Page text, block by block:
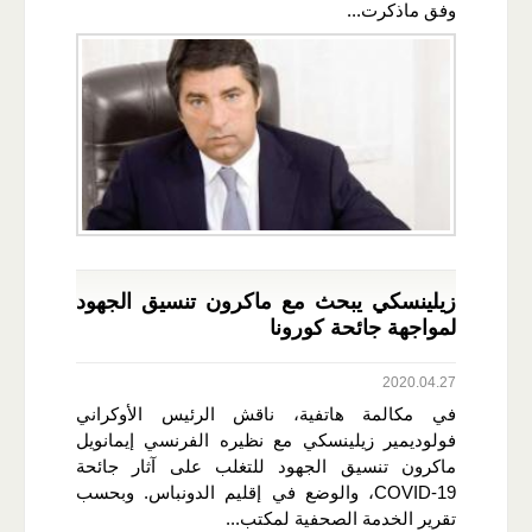
وفق ماذكرت...
زيلينسكي يبحث مع ماكرون تنسيق الجهود
لمواجهة جائحة كورونا
2020.04.27
في مكالمة هاتفية، ناقش الرئيس الأوكراني
فولوديمير زيلينسكي مع نظيره الفرنسي إيمانويل
ماكرون تنسيق الجهود للتغلب على آثار جائحة
COVID-19، والوضع في إقليم الدونباس. وبحسب
تقرير الخدمة الصحفية لمكتب...